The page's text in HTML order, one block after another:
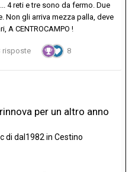
4 reti e tre sono da fermo. Due
Non gli arriva mezza palla, deve
A CENTROCAMPO !
risposte 8
per un altro anno
di dal1982in Cestino